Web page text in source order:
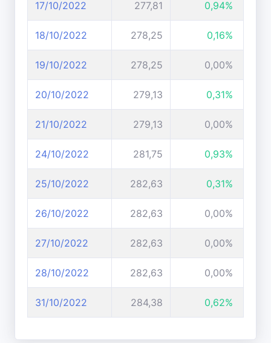
17/10/2022 277,81 0,94%
18/10/2022 278,25 0,16%
19/10/2022 278,25 0,00%
20/10/2022 279,13 0,31%
21/10/2022 279,13 0,00%
24/10/2022 281,75 0,93%
25/10/2022 282,63 0,31%
26/10/2022 282,63 0,00%
27/10/2022 282,63 0,00%
28/10/2022 282,63 0,00%
31/10/2022 284,38 0,62%